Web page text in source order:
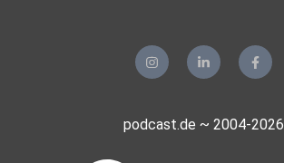
podcast.de ~ 2004-2026